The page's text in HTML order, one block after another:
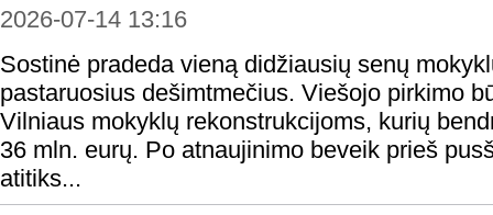
2026-07-14 13:16
Sostinė pradeda vieną didžiausių senų
pastaruosius dešimtmečius. Viešojo pirkimo
Vilniaus mokyklų rekonstrukcijoms, kurių
36 mln. eurų. Po atnaujinimo beveik prieš
atitiks...